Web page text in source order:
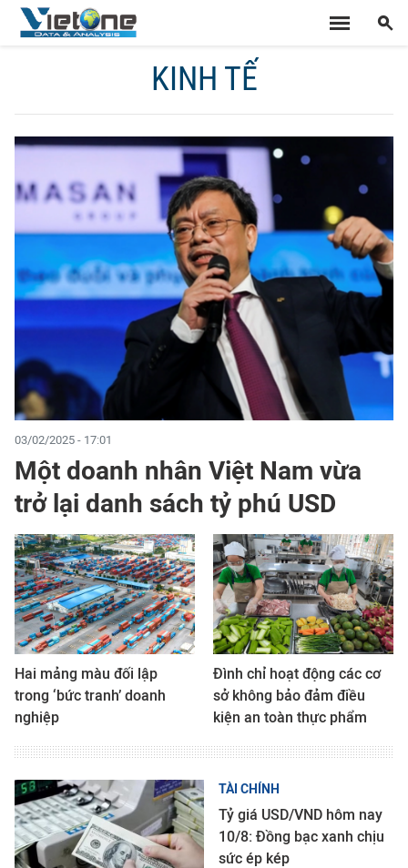
KINH TẾ
03/02/2025 - 17:01
Một doanh nhân Việt Nam vừa
trở lại danh sách tỷ phú USD
Hai mảng màu đối lập
trong ‘bức tranh’ doanh
nghiệp
Đình chỉ hoạt động các cơ
sở không bảo đảm điều
kiện an toàn thực phẩm
TÀI CHÍNH
Tỷ giá USD/VND hôm nay
10/8: Đồng bạc xanh chịu
sức ép kép